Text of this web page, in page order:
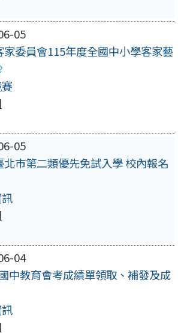
05
家委員會115年度全國中小學客家藝
05
北市第二類優先免試入學 校內報名
04
中教育會考成績單領取、補發及成